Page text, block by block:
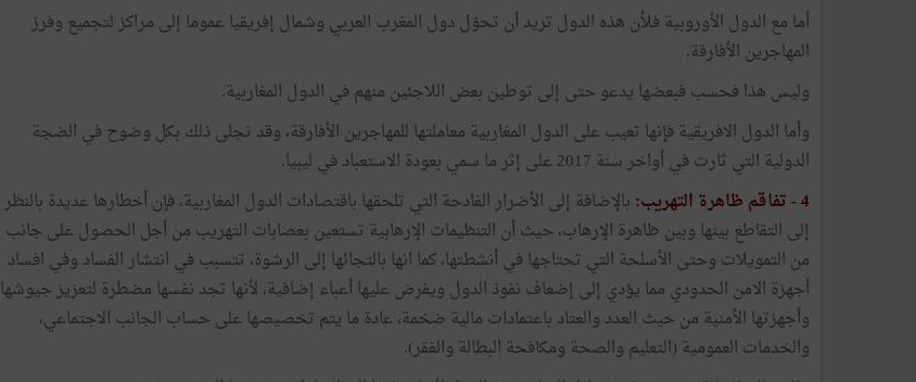
أما مع الدول الأوروبية فلأن هذه الدول تريد أن تحوّل دول المغرب العربي وشمال إفريقيا عموما إلى مراكز لتجميع وفرز
المهاجرين الأفارقة.
وليس هذا فحسب فبعضها يدعو حتى إلى توطين بعض اللاجئين منهم في الدول المغاربية.
وأما الدول الافريقية فإنها تعيب على الدول المغاربية معاملتها للمهاجرين الأفارقة، وقد تجلى ذلك بكل وضوح في الضجة
الدولية التي ثارت في أواخر سنة 2017 على إثر ما سمي بعودة الاستعباد في ليبيا.
4 - تفاقم ظاهرة التهريب: بالإضافة إلى الأضرار الفادحة التي تلحقها باقتصادات الدول المغاربية، فإن أخطارها عديدة بالنظر
إلى التقاطع بينها وبين ظاهرة الإرهاب، حيث أن التنظيمات الإرهابية تستعين بعصابات التهريب من أجل الحصول على جانب
من التمويلات وحتى الأسلحة التي تحتاجها في أنشطتها، كما انها بالتجائها إلى الرشوة، تتسبب في انتشار الفساد وفي افساد
أجهزة الامن الحدودي مما يؤدي إلى إضعاف نفوذ الدول ويفرض عليها أعباء إضافية، لأنها تجد نفسها مضطرة لتعزيز جيوشها
وأجهزتها الأمنية من حيث العدد والعتاد باعتمادات مالية ضخمة، عادة ما يتم تخصيصها على حساب الجانب الاجتماعي،
والخدمات العمومية (التعليم والصحة ومكافحة البطالة والفقر).